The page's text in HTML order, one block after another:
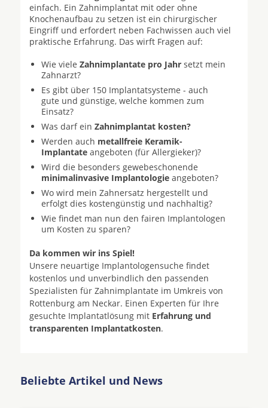
einfach. Ein Zahnimplantat mit oder ohne
Knochenaufbau zu setzen ist ein chirurgischer
Eingriff und erfordert neben Fachwissen auch viel
praktische Erfahrung. Das wirft Fragen auf:
Wie viele Zahnimplantate pro Jahr setzt mein
Zahnarzt?
Es gibt über 150 Implantatsysteme - auch
gute und günstige, welche kommen zum
Einsatz?
Was darf ein Zahnimplantat kosten?
Werden auch metallfreie Keramik-
Implantate angeboten (für Allergieker)?
Wird die besonders gewebeschonende
minimalinvasive Implantologie angeboten?
Wo wird mein Zahnersatz hergestellt und
erfolgt dies kostengünstig und nachhaltig?
Wie findet man nun den fairen Implantologen
um Kosten zu sparen?
Da kommen wir ins Spiel!
Unsere neuartige Implantologensuche findet
kostenlos und unverbindlich den passenden
Spezialisten für Zahnimplantate im Umkreis von
Rottenburg am Neckar. Einen Experten für Ihre
gesuchte Implantatlösung mit Erfahrung und
transparenten Implantatkosten.
Beliebte Artikel und News